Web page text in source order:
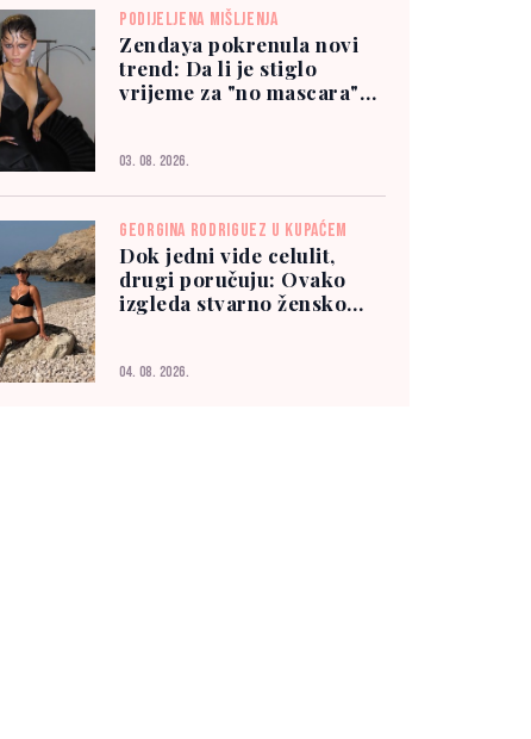
PODIJELJENA MIŠLJENJA
Zendaya pokrenula novi
trend: Da li je stiglo
vrijeme za "no mascara"
03. 08. 2026.
GEORGINA RODRIGUEZ U KUPAĆEM
Dok jedni vide celulit,
drugi poručuju: Ovako
izgleda stvarno žensko
04. 08. 2026.